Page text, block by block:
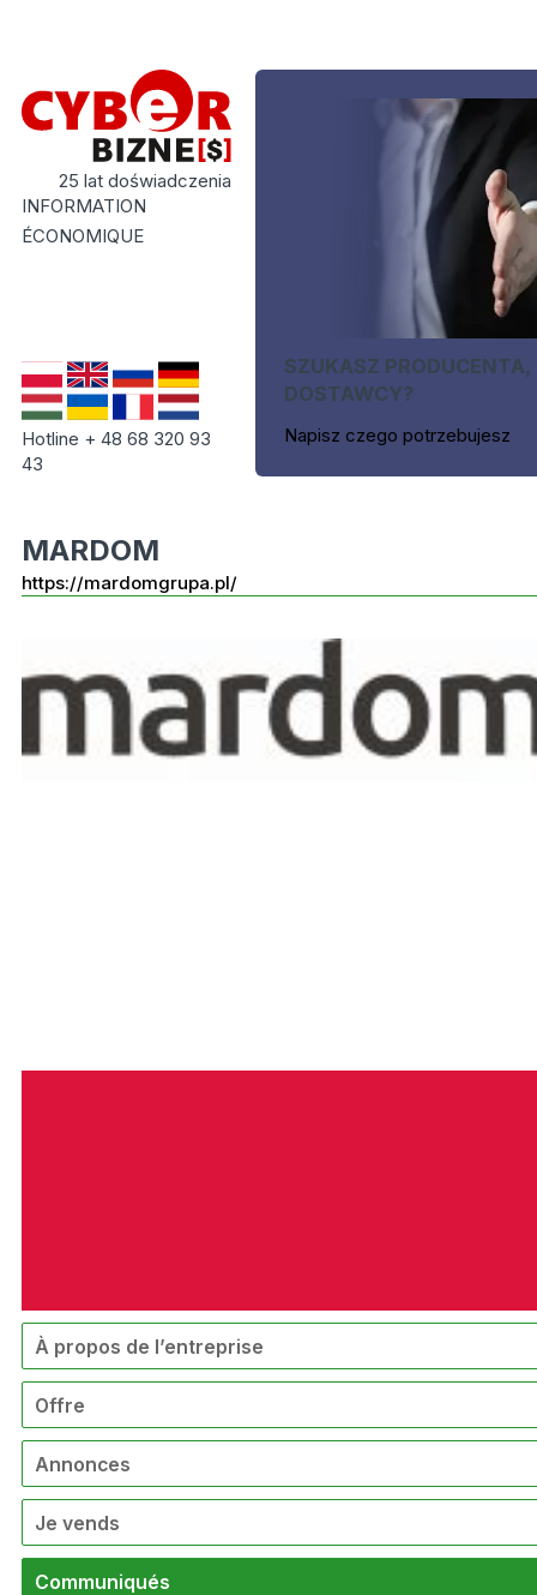
25 lat doświadczenia
INFORMATION
ÉCONOMIQUE
Hotline + 48 68 320 93
43
SZUKASZ PRODUCENTA,
DOSTAWCY?
Napisz czego potrzebujesz
MARDOM
https://mardomgrupa.pl/
À propos de l’entreprise
Offre
Annonces
Je vends
Communiqués